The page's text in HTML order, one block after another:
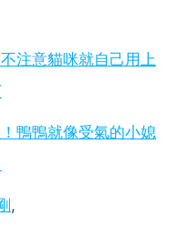
注意貓咪就自己用上
鴨鴨就像受氣的小媳
,